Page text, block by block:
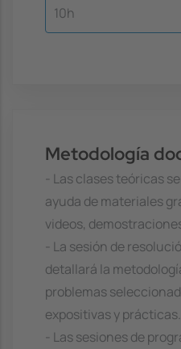
10h
Metodología
- Las clases teóricas
ayuda de materiales
videos,
- La sesión de
detallará la
problemas
expositivas y prácticas.
- Las sesiones de